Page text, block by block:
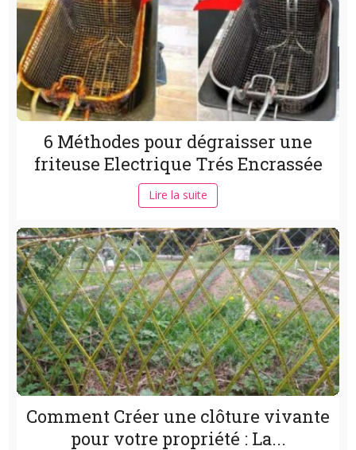
6 Méthodes pour dégraisser une
friteuse Electrique Trés Encrassée
Lire la suite
Comment Créer une clôture vivante
pour votre propriété : La...